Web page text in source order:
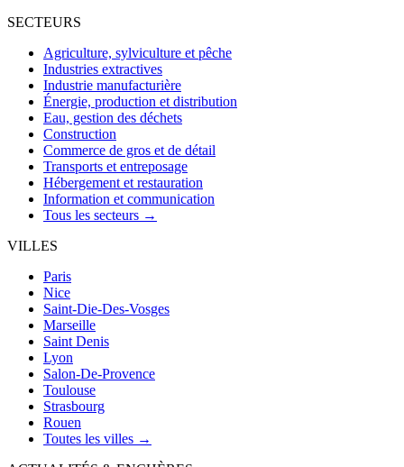
SECTEURS
Agriculture, sylviculture et pêche
Industries extractives
Industrie manufacturière
Énergie, production et distribution
Eau, gestion des déchets
Construction
Commerce de gros et de détail
Transports et entreposage
Hébergement et restauration
Information et communication
Tous les secteurs →
VILLES
Paris
Nice
Saint-Die-Des-Vosges
Marseille
Saint Denis
Lyon
Salon-De-Provence
Toulouse
Strasbourg
Rouen
Toutes les villes →